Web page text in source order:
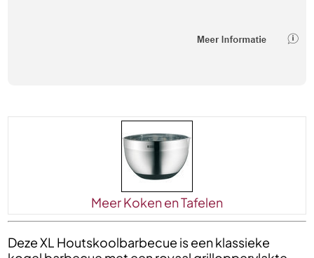
Meer Koken en Tafelen
Deze XL Houtskoolbarbecue is een klassieke